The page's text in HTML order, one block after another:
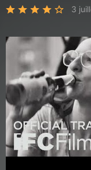
3